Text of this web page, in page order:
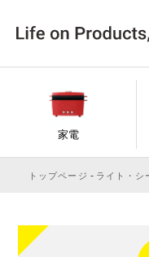
家電
トップページ ライト・シ